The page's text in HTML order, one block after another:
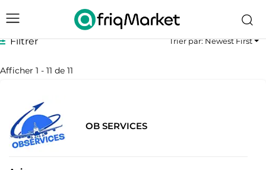
Filtrer
Afficher 1 - 11 de 11
Trier par: Newest First
OB SERVICES